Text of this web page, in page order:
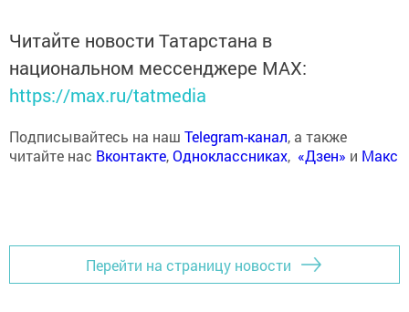
Читайте новости Татарстана в
национальном мессенджере MАХ:
https://max.ru/tatmedia
Подписывайтесь на наш Telegram-канал, а также
читайте нас Вконтакте,Одноклассниках, «Дзен» и Макс
Перейти на страницу новости